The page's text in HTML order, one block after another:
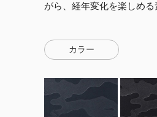
がら、経年変化を楽しめ
カラー